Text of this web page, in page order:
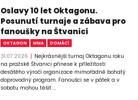
Oslavy 10 let Oktagonu.
Posunutí turnaje a zábava pro
fanoušky na Štvanici
OKTAGON MMA DOMÁCÍ
31.07.2026
Nejkrásnější turnaj Oktagonu roku
na pražské Štvanici přinese k příležitosti
desátého výročí organizace mimořádně bohatý
doprovodný program. Fanoušci se v pátek a v
sobotu mohou těšit ...